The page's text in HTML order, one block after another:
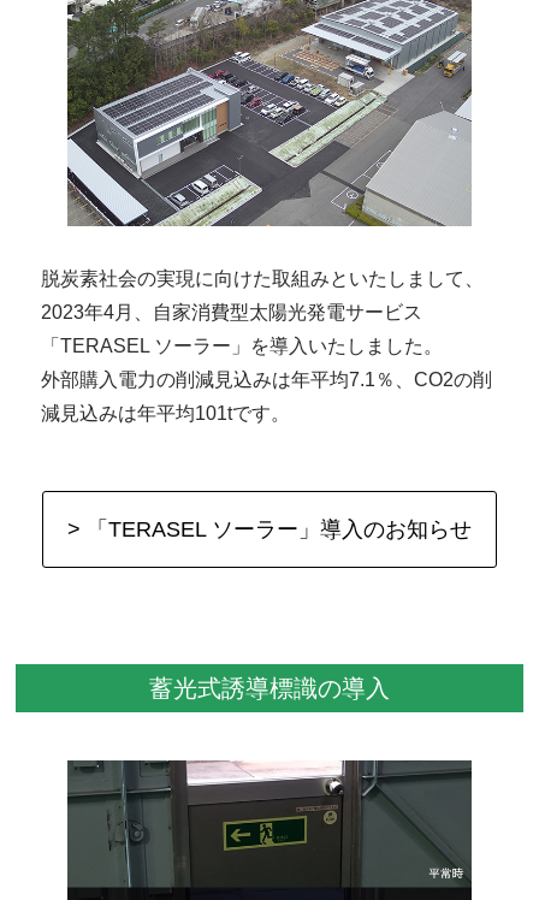
脱炭素社会の実現に向けた取組みといたしまして、
2023年4月、自家消費型太陽光発電サービス
「TERASEL ソーラー」を導入いたしました。
外部購入電力の削減見込みは年平均7.1％、CO2の削
減見込みは年平均101tです。
> 「TERASEL ソーラー」導入のお知らせ
蓄光式誘導標識の導入